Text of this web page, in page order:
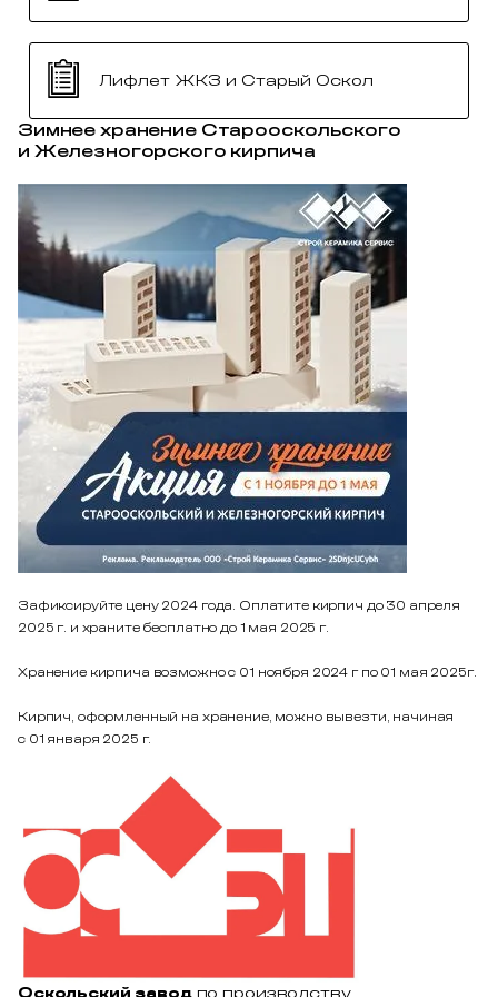
Лифлет ЖКЗ и Старый Оскол
Зимнее хранение Старооскольского
и Железногорского кирпича
Зафиксируйте цену 2024 года. Оплатите кирпич до 30 апреля
2025 г. и храните бесплатно до 1 мая 2025 г.
Хранение кирпича возможно с 01 ноября 2024 г по 01 мая 2025г.
Кирпич, оформленный на хранение, можно вывезти, начиная
с 01 января 2025 г.